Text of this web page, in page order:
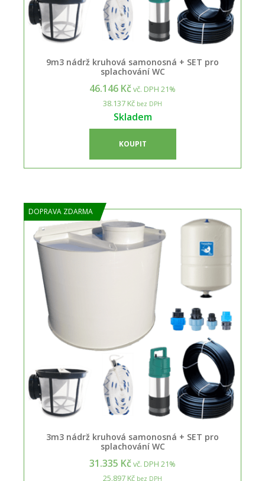
9m3 nádrž kruhová samonosná + SET pro
splachování WC
46.146 Kčvč. DPH 21%
38.137 Kč bez DPH
Skladem
KOUPIT
DOPRAVA ZDARMA
3m3 nádrž kruhová samonosná + SET pro
splachování WC
31.335 Kčvč. DPH 21%
25.897 Kč bez DPH